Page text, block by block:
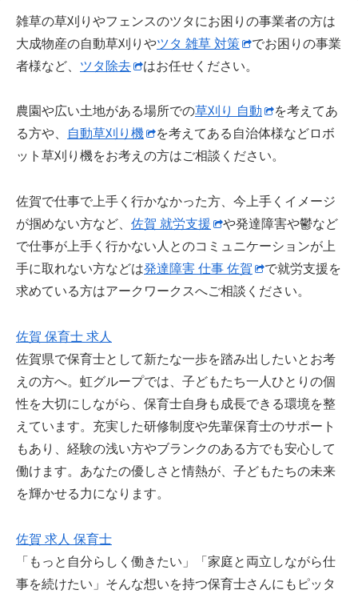
雑草の草刈りやフェンスのツタにお困りの事業者の方は
大成物産の自動草刈りやツタ 雑草 対策
でお困りの事業
者様など、 ツタ除去 はお任せください。
農園や広い土地がある場所での草刈り 自動
を考えてあ
る方や、
自動草刈り機
を考えてある自治体様などロボ
ット草刈り機をお考えの方はご相談ください。
佐賀で仕事で上手く行かなかった方、今上手くイメージ
が掴めない方など、 佐賀 就労支援
や発達障害や鬱など
で仕事が上手く行かない人とのコミュニケーションが上
手に取れない方などは発達障害 仕事 佐賀
で就労支援を
求めている方はアークワークスへご相談ください。
佐賀 保育士 求人
佐賀県で保育士として新たな一歩を踏み出したいとお考
えの方へ。虹グループでは、子どもたち一人ひとりの個
性を大切にしながら、保育士自身も成長できる環境を整
えています。充実した研修制度や先輩保育士のサポート
もあり、経験の浅い方やブランクのある方でも安心して
働けます。あなたの優しさと情熱が、子どもたちの未来
を輝かせる力になります。
佐賀 求人 保育士
「もっと自分らしく働きたい」「家庭と両立しながら仕
事を続けたい」そんな想いを持つ保育士さんにもピッタ